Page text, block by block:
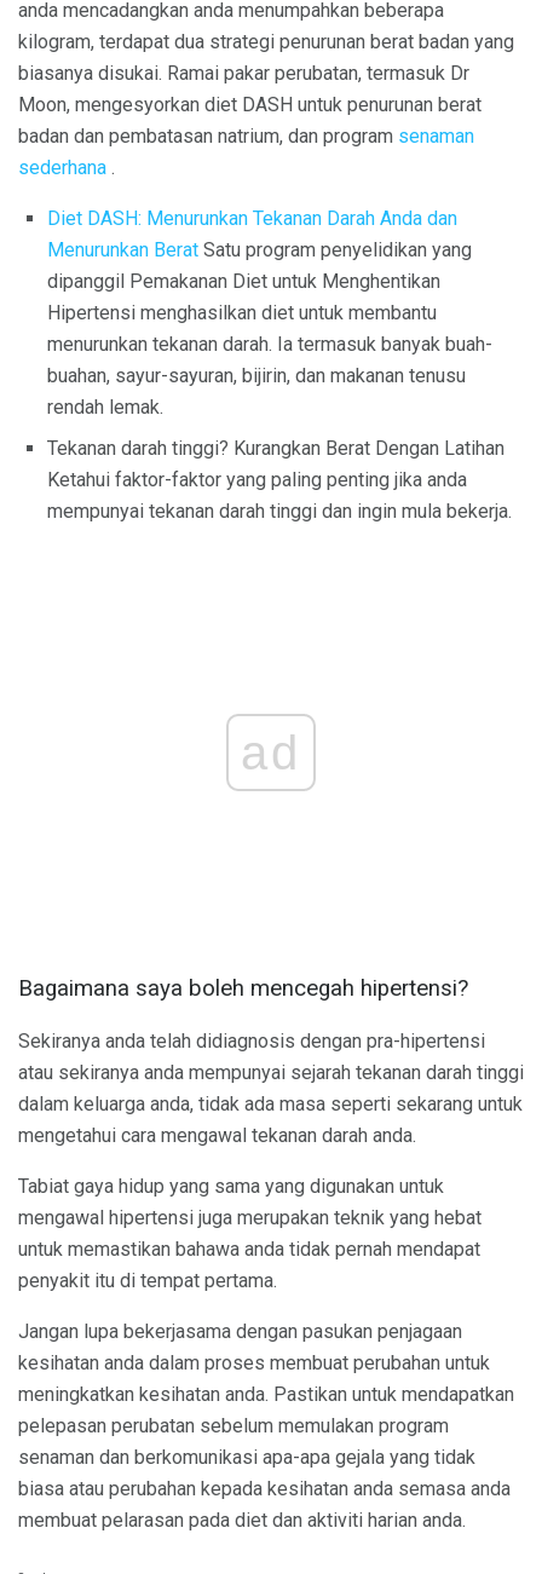
anda mencadangkan anda menumpahkan beberapa
kilogram, terdapat dua strategi penurunan berat badan yang
biasanya disukai. Ramai pakar perubatan, termasuk Dr
Moon, mengesyorkan diet DASH untuk penurunan berat
badan dan pembatasan natrium, dan program senaman
sederhana .
Diet DASH: Menurunkan Tekanan Darah Anda dan
Menurunkan Berat Satu program penyelidikan yang
dipanggil Pemakanan Diet untuk Menghentikan
Hipertensi menghasilkan diet untuk membantu
menurunkan tekanan darah. Ia termasuk banyak buah-
buahan, sayur-sayuran, bijirin, dan makanan tenusu
rendah lemak.
Tekanan darah tinggi? Kurangkan Berat Dengan Latihan
Ketahui faktor-faktor yang paling penting jika anda
mempunyai tekanan darah tinggi dan ingin mula bekerja.
ad
Bagaimana saya boleh mencegah hipertensi?
Sekiranya anda telah didiagnosis dengan pra-hipertensi
atau sekiranya anda mempunyai sejarah tekanan darah tinggi
dalam keluarga anda, tidak ada masa seperti sekarang untuk
mengetahui cara mengawal tekanan darah anda.
Tabiat gaya hidup yang sama yang digunakan untuk
mengawal hipertensi juga merupakan teknik yang hebat
untuk memastikan bahawa anda tidak pernah mendapat
penyakit itu di tempat pertama.
Jangan lupa bekerjasama dengan pasukan penjagaan
kesihatan anda dalam proses membuat perubahan untuk
meningkatkan kesihatan anda. Pastikan untuk mendapatkan
pelepasan perubatan sebelum memulakan program
senaman dan berkomunikasi apa-apa gejala yang tidak
biasa atau perubahan kepada kesihatan anda semasa anda
membuat pelarasan pada diet dan aktiviti harian anda.